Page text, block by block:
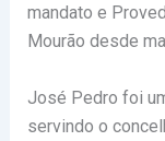
mandato e
Mourão desde
José Pedro foi
servindo o